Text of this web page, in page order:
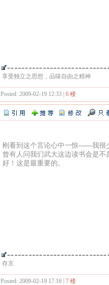
享受独立之思想，品味自由之精神
Posted: 2009-02-19 12:33 | 6 楼
刚看到这个言论心中一惊——我很
曾有人问我们武大这边读书会是
好！这是最重要的。
存京
Posted: 2009-02-19 17:16 | 7 楼